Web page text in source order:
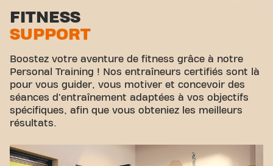
communauté se rejoignent.
Zone d'étirement
Cyclisme virtuel
Visite guidée
FITNESS
SUPPORT
Boostez votre aventure de fitness grâce à notre
Personal Training ! Nos entraîneurs certifiés sont là
pour vous guider, vous motiver et concevoir des
séances d'entraînement adaptées à vos objectifs
spécifiques, afin que vous obteniez les meilleurs
résultats.